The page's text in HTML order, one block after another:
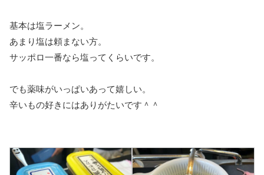
基本は塩ラーメン。
あまり塩は頼まない方。
サッポロ一番なら塩ってくらいです。
でも薬味がいっぱいあって嬉しい。
辛いもの好きにはありがたいです＾＾